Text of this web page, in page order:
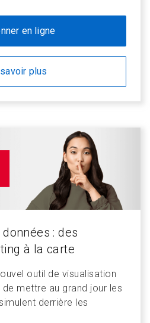
en ligne
savoir plus
: des
à la carte
outil de visualisation
mettre au grand jour les
derrière les